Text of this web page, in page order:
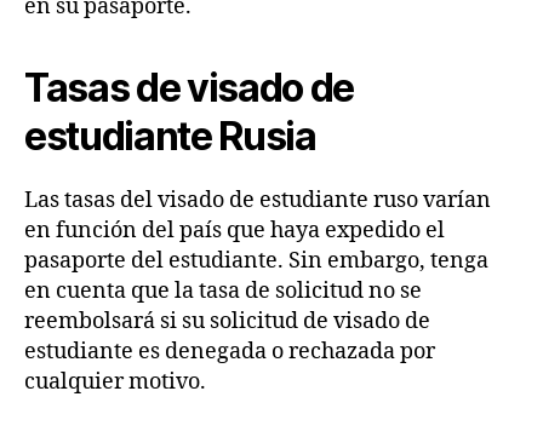
en su pasaporte.
Tasas de visado de
estudiante Rusia
Las tasas del visado de estudiante ruso varían
en función del país que haya expedido el
pasaporte del estudiante. Sin embargo, tenga
en cuenta que la tasa de solicitud no se
reembolsará si su solicitud de visado de
estudiante es denegada o rechazada por
cualquier motivo.